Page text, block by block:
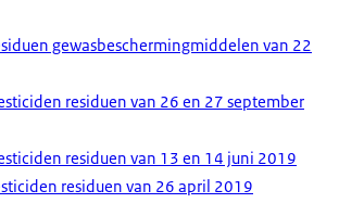
gewasbeschermingmiddelen van 22
residuen van 26 en 27 september
residuen van 13 en 14 juni 2019
residuen van 26 april 2019